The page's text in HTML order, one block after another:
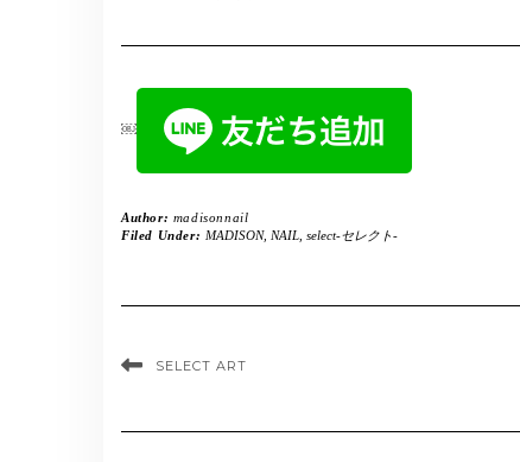
￼
Author: madisonnail
Filed Under: MADISON, NAIL, select-セレクト-
SELECT ART